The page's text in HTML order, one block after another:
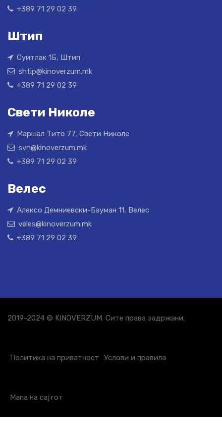
+389 71 29 02 39
Штип
Суитлак 1Б, Штип
shtip@kinoverzum.mk
+389 71 29 02 39
Свети Николе
Маршал Тито 77, Свети Николе
svn@kinoverzum.mk
+389 71 29 02 39
Велес
Алексо Демниевски-Бауман 11, Велес
veles@kinoverzum.mk
+389 71 29 02 39
2019-2024 © KINOVERZUM. Сите права задржани.
Политика на приватност Услови и правила
Мапа на сајтот